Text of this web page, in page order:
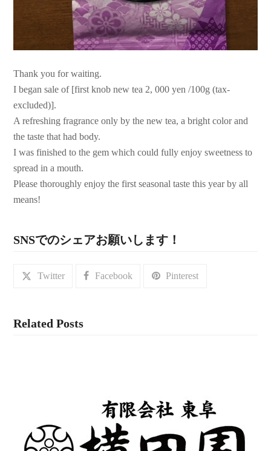
Thank you for waiting.
I began sale of [first knob new tea 2, 000 yen /100g (tax-
excluded)].
A refreshing fragrance only by the new tea, a bright color and
the taste that had body.
I was finished to the gem which could fully enjoy sweetness to
spread in a mouth.
Please thoroughly enjoy the first seasonal taste this year by all
means!
SNSでのシェアお願いします！
Twitter Facebook Pinterest
Related Posts